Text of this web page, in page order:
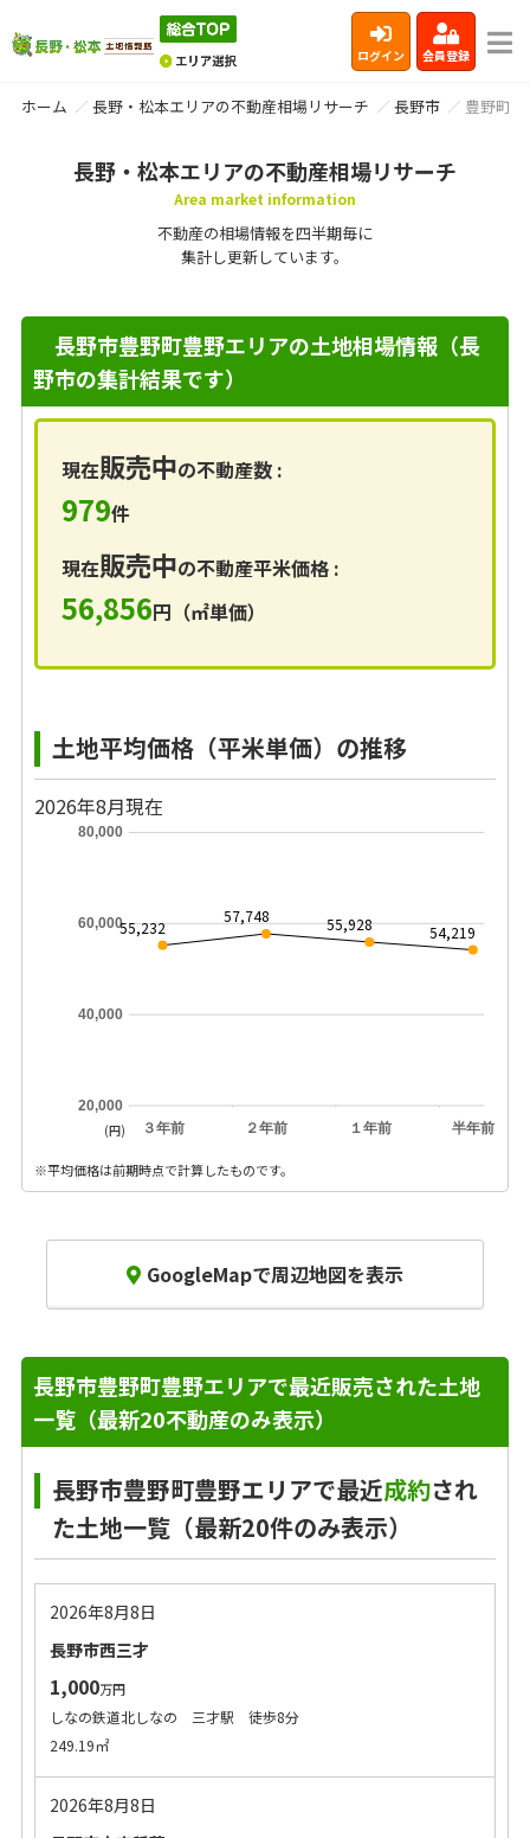
ログイン 会員登録
ホーム 長野・松本エリアの不動産相場リサーチ 長野市 豊野町
長野・松本エリアの不動産相場リサーチ
Area market information
不動産の相場情報を四半期毎に
集計し更新しています。
長野市豊野町豊野エリアの土地相場情報（長
野市の集計結果です）
現在販売中の不動産数 :
979件
現在販売中の不動産平米価格 :
56,856円（㎡単価）
土地平均価格（平米単価）の推移
2026年8月現在
３年前 ２年前 １年前 半年前
20,000
40,000
60,000
80,000
55,232
57,748 55,928 54,219
(円)
※平均価格は前期時点で計算したものです。
GoogleMapで周辺地図を表示
長野市豊野町豊野エリアで最近販売された土地
一覧（最新20不動産のみ表示）
長野市豊野町豊野エリアで最近成約され
た土地一覧（最新20件のみ表示）
2026年8月8日
長野市西三才
1,000万円
しなの鉄道北しなの 三才駅 徒歩8分
249.19㎡
2026年8月8日